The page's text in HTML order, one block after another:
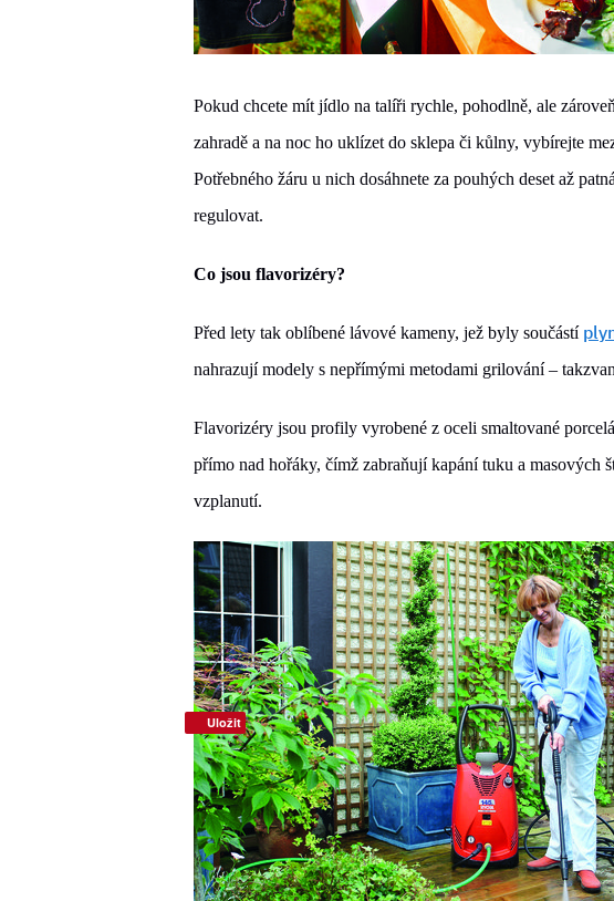
Pokud chcete mít jídlo na talíři rychle, pohodlně, ale
zahradě a na noc ho uklízet do sklepa či kůlny, vybírejte
Potřebného žáru u nich dosáhnete za pouhých deset až
regulovat.
Co jsou flavorizéry?
Před lety tak oblíbené lávové kameny, jež byly součástí
nahrazují modely s nepřímými metodami grilování –
Flavorizéry jsou profily vyrobené z oceli smaltované
přímo nad hořáky, čímž zabraňují kapání tuku a masových
vzplanutí.
Uložit